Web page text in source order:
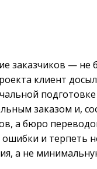
заказчиков —
клиент
заказом и,
а бюро
и
а не